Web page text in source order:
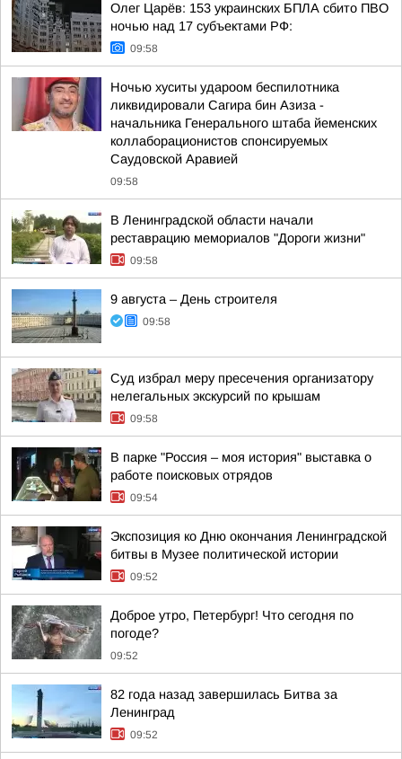
Олег Царёв: 153 украинских БПЛА сбито ПВО
ночью над 17 субъектами РФ:
09:58
Ночью хуситы удароом беспилотника
ликвидировали Сагира бин Азиза -
начальника Генерального штаба йеменских
коллаборационистов спонсируемых
Саудовской Аравией
09:58
В Ленинградской области начали
реставрацию мемориалов "Дороги жизни"
09:58
9 августа – День строителя
09:58
Суд избрал меру пресечения организатору
нелегальных экскурсий по крышам
09:58
В парке "Россия – моя история" выставка о
работе поисковых отрядов
09:54
Экспозиция ко Дню окончания Ленинградской
битвы в Музее политической истории
09:52
Доброе утро, Петербург! Что сегодня по
погоде?
09:52
82 года назад завершилась Битва за
Ленинград
09:52